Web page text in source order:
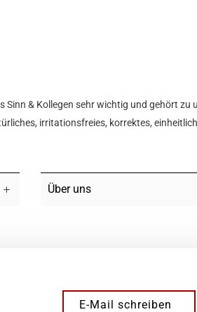
& Kollegen sehr wichtig und gehört zu
irritationsfreies, korrektes,
Über uns
E-Mail schreiben